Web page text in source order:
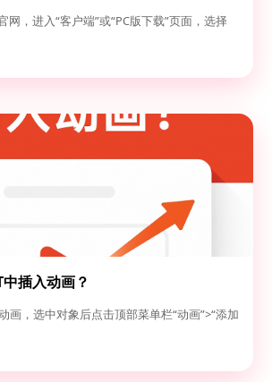
网，进入“客户端”或“PC版下载”页面，选择
插入动画？
画，选中对象后点击顶部菜单栏“动画”>“添加